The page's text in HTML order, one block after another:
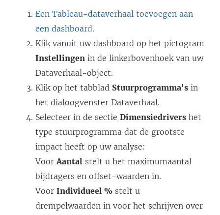
t
r
g
o
p
e
n
)
Een Tableau-dataverhaal toevoegen aan
een dashboard.
Klik vanuit uw dashboard op het pictogram
Instellingen in de linkerbovenhoek van uw
Dataverhaal-object.
Klik op het tabblad Stuurprogramma's in
het dialoogvenster Dataverhaal.
Selecteer in de sectie Dimensiedrivers het
type stuurprogramma dat de grootste
impact heeft op uw analyse:
VoorAantal stelt u het maximumaantal
bijdragers en offset-waarden in.
Voor Individueel % stelt u
drempelwaarden in voor het schrijven over